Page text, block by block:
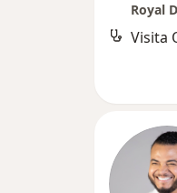
Royal
Visita